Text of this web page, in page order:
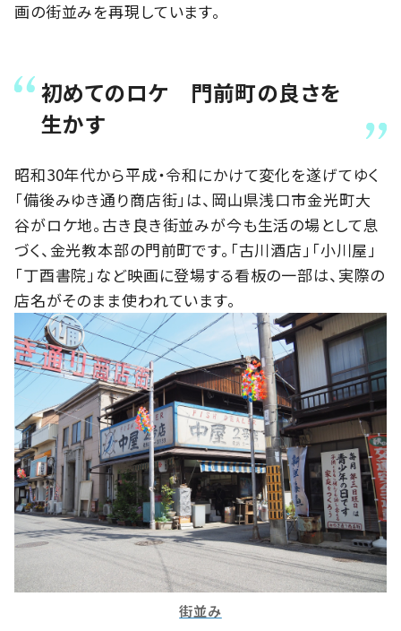
画の街並みを再現しています。
初めてのロケ 門前町の良さを
生かす
昭和30年代から平成・令和にかけて変化を遂げてゆく
「備後みゆき通り商店街」は、岡山県浅口市金光町大
谷がロケ地。古き良き街並みが今も生活の場として息
づく、金光教本部の門前町です。「古川酒店」「小川屋」
「丁酉書院」など映画に登場する看板の一部は、実際の
店名がそのまま使われています。
街並み